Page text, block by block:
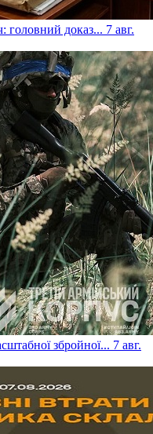
головний доказ... 7 авг.
збройної... 7 авг.